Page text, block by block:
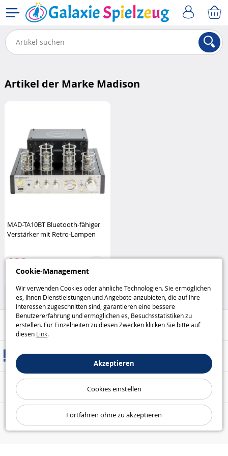
Cookie-Management
Wir verwenden Cookies oder ähnliche Technologien. Sie ermöglichen
es, Ihnen Dienstleistungen und Angebote anzubieten, die auf Ihre
Interessen zugeschnitten sind, garantieren eine bessere
Benutzererfahrung und ermöglichen es, Besuchsstatistiken zu
erstellen. Für Einzelheiten zu diesen Zwecken klicken Sie bitte auf
diesen Link.
Akzeptieren
Cookies einstellen
Fortfahren ohne zu akzeptieren
Artikel der Marke Madison
MAD-TA10BT Bluetooth-fähiger
Verstärker mit Retro-Lampen
199
Hilfe / Kontakt
Versandarten
Sicheres Bezahlen
Unsere Garantien